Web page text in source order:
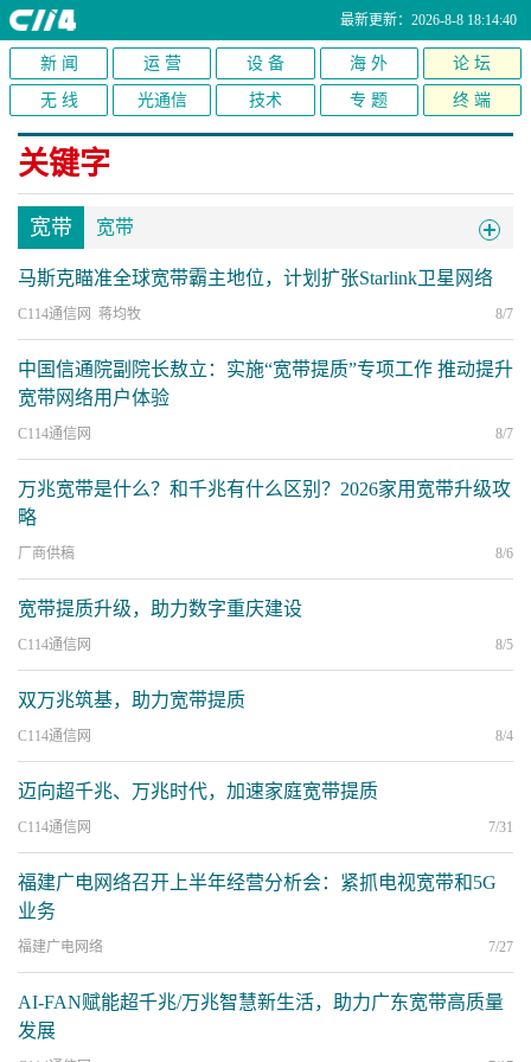
最新更新：2026-8-8 18:14:40
新 闻 运 营 设 备 海 外 论 坛
无 线 光通信 技术 专 题 终 端
关键字
宽带 宽带
马斯克瞄准全球宽带霸主地位，计划扩张Starlink卫星网络
C114通信网 蒋均牧 8/7
中国信通院副院长敖立：实施“宽带提质”专项工作 推动提升
宽带网络用户体验
C114通信网 8/7
万兆宽带是什么？和千兆有什么区别？2026家用宽带升级攻
略
厂商供稿 8/6
宽带提质升级，助力数字重庆建设
C114通信网 8/5
双万兆筑基，助力宽带提质
C114通信网 8/4
迈向超千兆、万兆时代，加速家庭宽带提质
C114通信网 7/31
福建广电网络召开上半年经营分析会：紧抓电视宽带和5G
业务
福建广电网络 7/27
AI-FAN赋能超千兆/万兆智慧新生活，助力广东宽带高质量
发展